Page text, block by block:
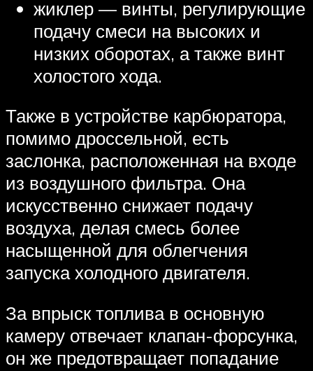
жиклер — винты, регулирующие
подачу смеси на высоких и
низких оборотах, а также винт
холостого хода.
Также в устройстве карбюратора,
помимо дроссельной, есть
заслонка, расположенная на входе
из воздушного фильтра. Она
искусственно снижает подачу
воздуха, делая смесь более
насыщенной для облегчения
запуска холодного двигателя.
За впрыск топлива в основную
камеру отвечает клапан-форсунка,
он же предотвращает попадание